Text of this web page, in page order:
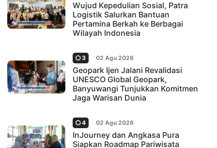
Wujud Kepedulian Sosial, Patra
Logistik Salurkan Bantuan
Pertamina Berkah ke Berbagai
Wilayah Indonesia
3 02 Agu 2026
Geopark Ijen Jalani Revalidasi
UNESCO Global Geopark,
Banyuwangi Tunjukkan Komitmen
Jaga Warisan Dunia
4 02 Agu 2026
InJourney dan Angkasa Pura
Siapkan Roadmap Pariwisata